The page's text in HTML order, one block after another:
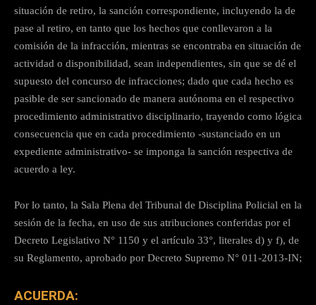
situación de retiro, la sanción correspondiente, incluyendo la de
pase al retiro, en tanto que los hechos que conllevaron a la
comisión de la infracción, mientras se encontraba en situación de
actividad o disponibilidad, sean independientes, sin que se dé el
supuesto del concurso de infracciones; dado que cada hecho es
pasible de ser sancionado de manera autónoma en el respectivo
procedimiento administrativo disciplinario, trayendo como lógica
consecuencia que en cada procedimiento -sustanciado en un
expediente administrativo- se imponga la sanción respectiva de
acuerdo a ley.
Por lo tanto, la Sala Plena del Tribunal de Disciplina Policial en la
sesión de la fecha, en uso de sus atribuciones conferidas por el
Decreto Legislativo N° 1150 y el artículo 33°, literales d) y f), de
su Reglamento, aprobado por Decreto Supremo N° 011-2013-IN;
ACUERDA: